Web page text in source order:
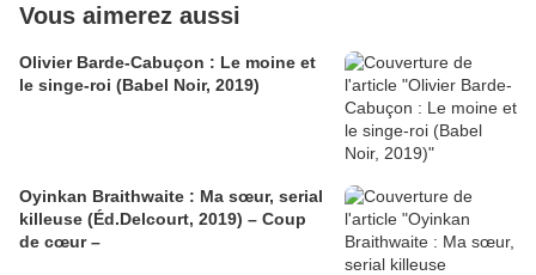
Vous aimerez aussi
Olivier Barde-Cabuçon : Le moine et
le singe-roi (Babel Noir, 2019)
Oyinkan Braithwaite : Ma sœur, serial
killeuse (Éd.Delcourt, 2019) – Coup
de cœur –